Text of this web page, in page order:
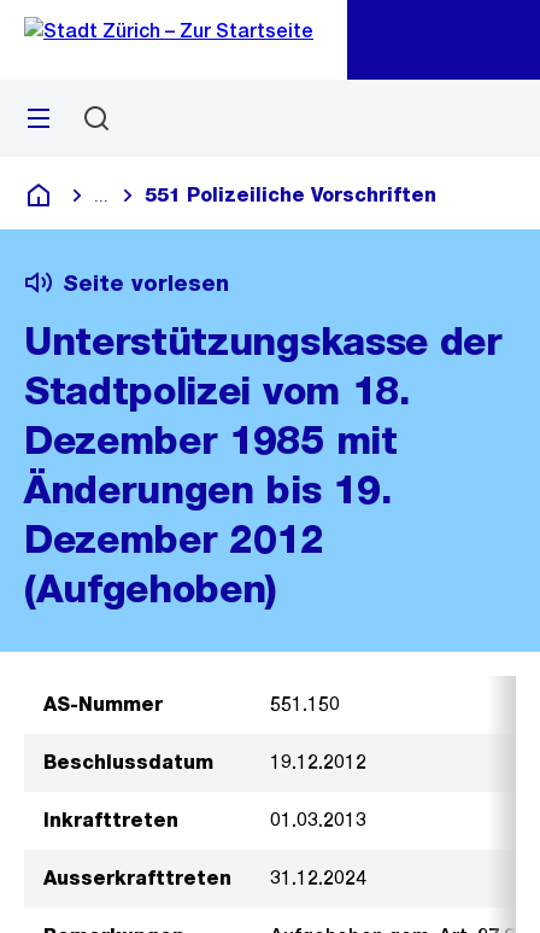
Navigation
Sprunglink
Menü
Deutsch
Blende alle Breadcrumbs ein
551 Polizeiliche Vorschriften
Seite vorlesen
Unterstützungskasse der
Stadtpolizei vom 18.
Dezember 1985 mit
Änderungen bis 19.
Dezember 2012
(Aufgehoben)
AS-Nummer 551.150
Beschlussdatum 19.12.2012
Inkrafttreten 01.03.2013
Ausserkrafttreten 31.12.2024